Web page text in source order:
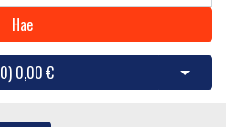
Hae
0) 0,00 € Avaa